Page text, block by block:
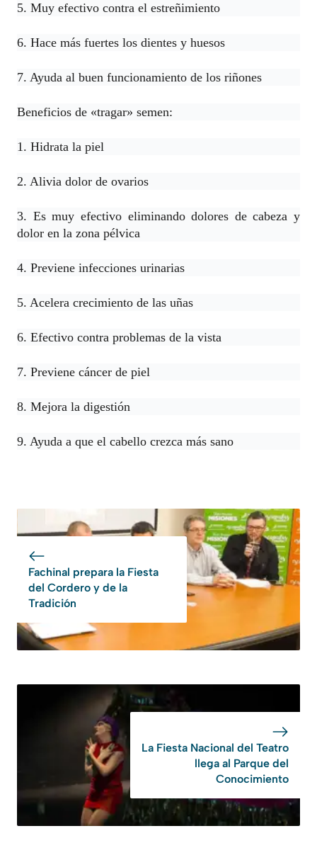
5. Muy efectivo contra el estreñimiento
6. Hace más fuertes los dientes y huesos
7. Ayuda al buen funcionamiento de los riñones
Beneficios de «tragar» semen:
1. Hidrata la piel
2. Alivia dolor de ovarios
3. Es muy efectivo eliminando dolores de cabeza y
dolor en la zona pélvica
4. Previene infecciones urinarias
5. Acelera crecimiento de las uñas
6. Efectivo contra problemas de la vista
7. Previene cáncer de piel
8. Mejora la digestión
9. Ayuda a que el cabello crezca más sano
Fachinal prepara la Fiesta
del Cordero y de la
Tradición
La Fiesta Nacional del Teatro
llega al Parque del
Conocimiento